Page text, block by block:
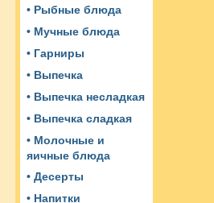
• Рыбные блюда
• Мучные блюда
• Гарниры
• Выпечка
• Выпечка несладкая
• Выпечка сладкая
• Молочные и
яичные блюда
• Десерты
• Напитки